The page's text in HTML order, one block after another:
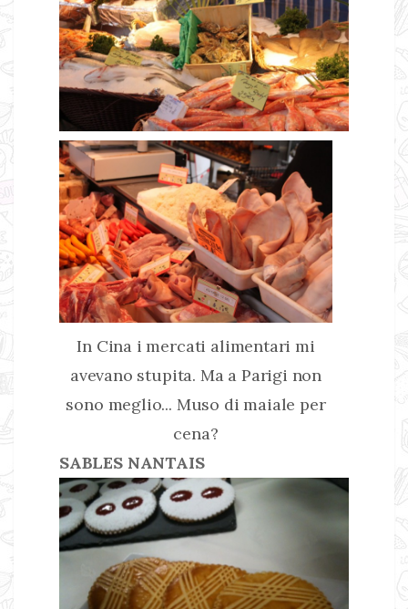
In Cina i mercati alimentari mi
avevano stupita. Ma a Parigi non
sono meglio... Muso di maiale per
cena?
SABLES NANTAIS